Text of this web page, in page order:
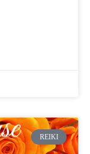
REIKI